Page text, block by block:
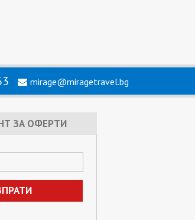
mirage@miragetravel.bg
ЗА ОФЕРТИ